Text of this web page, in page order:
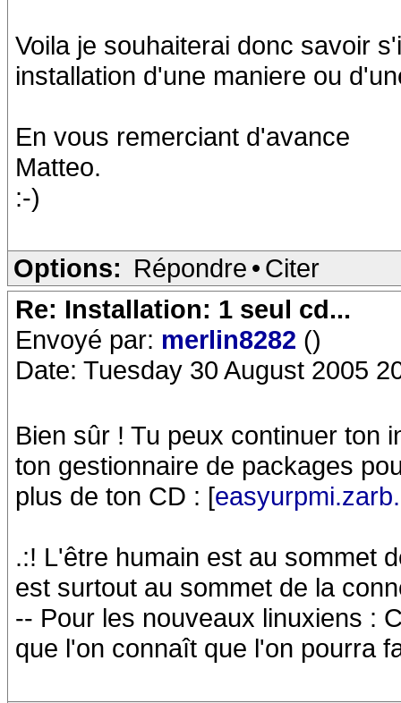
Voila je souhaiterai donc savoir
installation d'une maniere ou
En vous remerciant d'avance
Matteo.
:-)
Options: Répondre • Citer
Re: Installation: 1 seul cd...
Envoyé par: merlin8282 ()
Date: Tuesday 30 August 2005
Bien sûr ! Tu peux continuer ton
ton gestionnaire de packages
plus de ton CD : [
.:! L'être humain est au sommet
est surtout au sommet de la
-- Pour les nouveaux linuxiens :
que l'on connaît que l'on pourra